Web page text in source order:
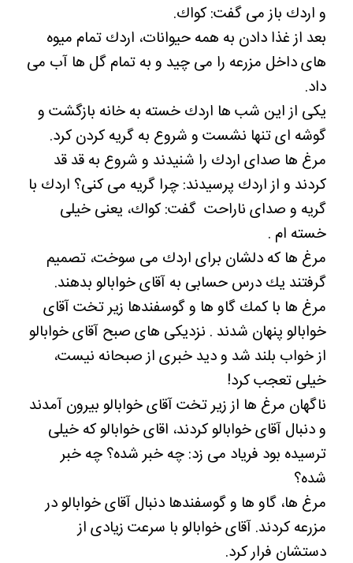
و اردك باز مى گفت: كواك.
بعد از غذا دادن به همه حيوانات، اردك تمام ميوه
هاى داخل مزرعه را مى چيد و به تمام گل ها آب مى
داد.
يكى از اين شب ها اردك خسته به خانه بازگشت و
گوشه اى تنها نشست و شروع به گريه كردن كرد.
مرغ ها صداى اردك را شنيدند و شروع به قد قد
كردند و از اردك پرسيدند: چرا گريه مى كنی؟ اردك با
گريه و صداى ناراحت گفت: كواك، يعنى خيلى
خسته ام .
مرغ ها كه دلشان براى اردك مى سوخت، تصميم
گرفتند يك درس حسابى به آقاى خوابالو بدهند.
مرغ ها با كمك گاو ها و گوسفندها زير تخت آقاى
خوابالو پنهان شدند . نزديكى هاى صبح آقاى خوابالو
از خواب بلند شد و ديد خبرى از صبحانه نيست،
خيلى تعجب كرد!
ناگهان مرغ ها از زير تخت آقاى خوابالو بيرون آمدند
و دنبال آقاى خوابالو كردند، اقاى خوابالو كه خيلى
ترسيده بود فرياد مى زد: چه خبر شده؟ چه خبر
شده؟
مرغ ها، گاو ها و گوسفندها دنبال آقاى خوابالو در
مزرعه كردند. آقاى خوابالو با سرعت زيادى از
دستشان فرار كرد.